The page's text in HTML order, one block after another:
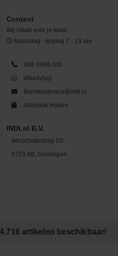
Contact
Wij staan voor je klaar.
Maandag - vrijdag 7 - 18 uur
088 0666 000
WhatsApp
klantenservice@indi.nl
Afspraak maken
INDI.nl B.V.
Winschoterdiep 50
9723 AB, Groningen
artikelen beschikbaar!